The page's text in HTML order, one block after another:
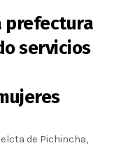
prefectura
servicios
de Pichincha,